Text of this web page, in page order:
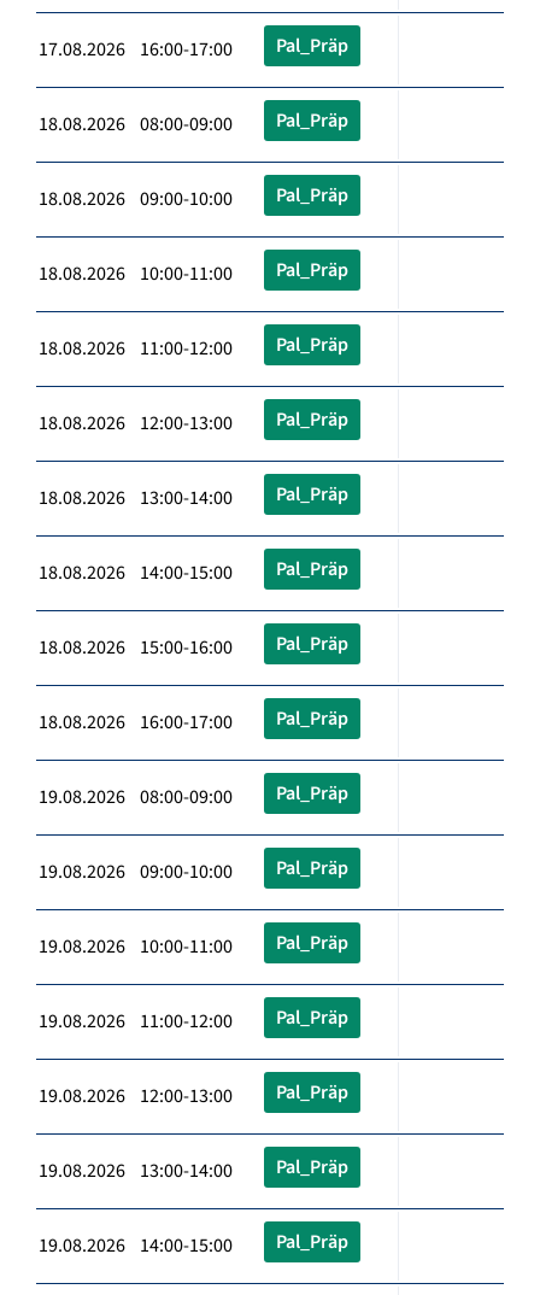
17.08.2026 16:00-17:00 Pal_Präp
18.08.2026 08:00-09:00 Pal_Präp
18.08.2026 09:00-10:00 Pal_Präp
18.08.2026 10:00-11:00 Pal_Präp
18.08.2026 11:00-12:00 Pal_Präp
18.08.2026 12:00-13:00 Pal_Präp
18.08.2026 13:00-14:00 Pal_Präp
18.08.2026 14:00-15:00 Pal_Präp
18.08.2026 15:00-16:00 Pal_Präp
18.08.2026 16:00-17:00 Pal_Präp
19.08.2026 08:00-09:00 Pal_Präp
19.08.2026 09:00-10:00 Pal_Präp
19.08.2026 10:00-11:00 Pal_Präp
19.08.2026 11:00-12:00 Pal_Präp
19.08.2026 12:00-13:00 Pal_Präp
19.08.2026 13:00-14:00 Pal_Präp
19.08.2026 14:00-15:00 Pal_Präp